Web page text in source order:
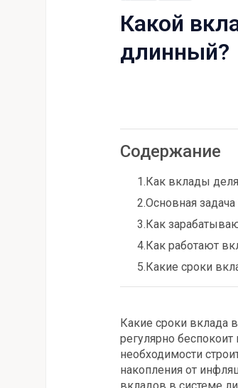
Какой
длинный?
Содержание
1.Как вклады
2.Основная
3.Как
4.Как работают
5.Какие сроки
Какие сроки вклада
регулярно
необходимости
накопления от